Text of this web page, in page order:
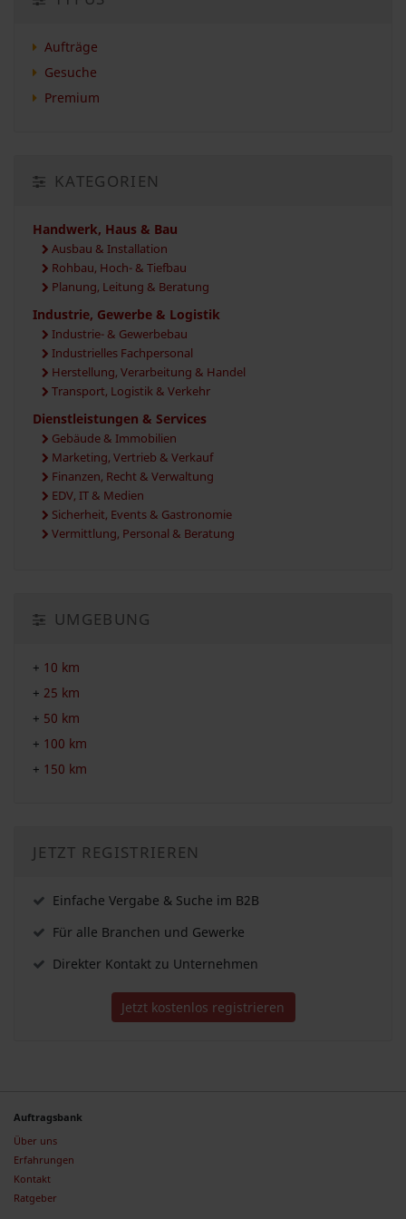
Aufträge
Gesuche
Premium
KATEGORIEN
Handwerk, Haus & Bau
Ausbau & Installation
Rohbau, Hoch- & Tiefbau
Planung, Leitung & Beratung
Industrie, Gewerbe & Logistik
Industrie- & Gewerbebau
Industrielles Fachpersonal
Herstellung, Verarbeitung & Handel
Transport, Logistik & Verkehr
Dienstleistungen & Services
Gebäude & Immobilien
Marketing, Vertrieb & Verkauf
Finanzen, Recht & Verwaltung
EDV, IT & Medien
Sicherheit, Events & Gastronomie
Vermittlung, Personal & Beratung
UMGEBUNG
+ 10 km
+ 25 km
+ 50 km
+ 100 km
+ 150 km
JETZT REGISTRIEREN
Einfache Vergabe & Suche im B2B
Für alle Branchen und Gewerke
Direkter Kontakt zu Unternehmen
Jetzt kostenlos registrieren
Auftragsbank
Über uns
Erfahrungen
Kontakt
Ratgeber